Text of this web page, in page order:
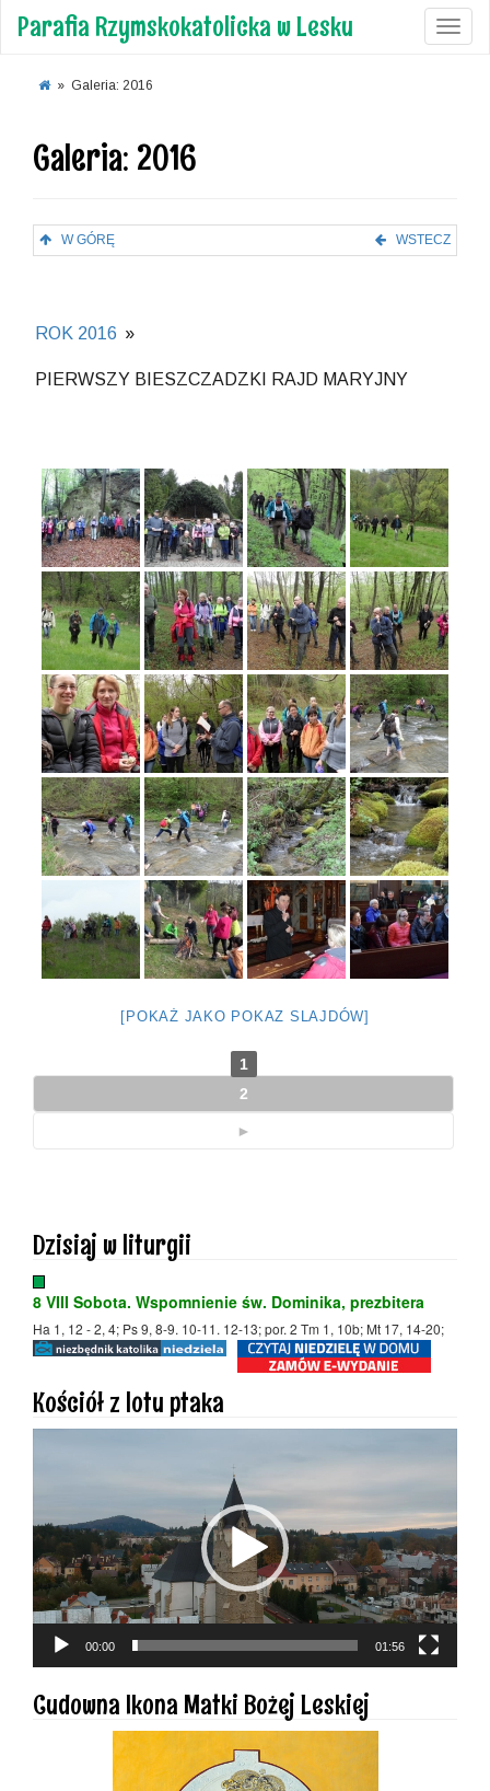
Parafia Rzymskokatolicka w Lesku
» Galeria: 2016
Galeria: 2016
W GÓRĘ WSTECZ
ROK 2016 »
PIERWSZY BIESZCZADZKI RAJD MARYJNY
[POKAŻ JAKO POKAZ SLAJDÓW]
1
2
►
Dzisiaj w liturgii
8 VIII Sobota. Wspomnienie św. Dominika, prezbitera
Ha 1, 12 - 2, 4; Ps 9, 8-9. 10-11. 12-13; por. 2 Tm 1, 10b; Mt 17, 14-20;
Kościół z lotu ptaka
00:00 01:56
Cudowna Ikona Matki Bożej Leskiej